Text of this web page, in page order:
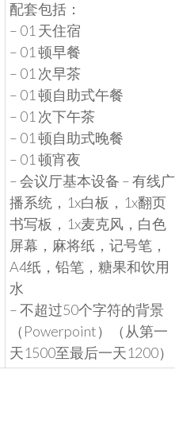
配套包括：
– 01 天住宿
– 01 顿早餐
– 01 次早茶
– 01 顿自助式午餐
– 01 次下午茶
– 01 顿自助式晚餐
– 01 顿宵夜
– 会议厅基本设备 – 有线广
播系统，1x白板，1x翻页
书写板，1x麦克风，白色
屏幕，麻将纸，记号笔，
A4纸，铅笔，糖果和饮用
水
– 不超过50个字符的背景
（Powerpoint）（从第一
天1500至最后一天1200）